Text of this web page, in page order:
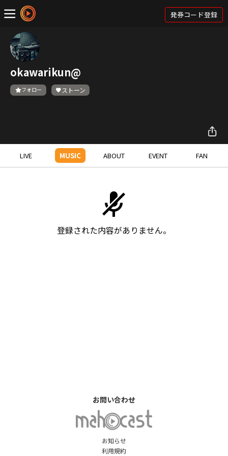
発券コード登録
okawarikun@
フォロー ストーン
LIVE MUSIC ABOUT EVENT FAN
登録された内容がありません。
お知らせ
利用規約
お問い合わせ